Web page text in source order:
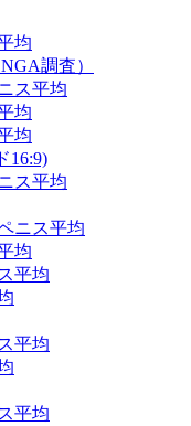
均
調査）
ス平均
均
均
16:9)
ス平均
ニス平均
均
平均
平均
平均